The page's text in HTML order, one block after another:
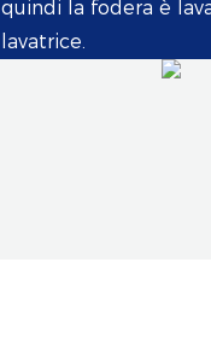
quindi la fodera è
lavatrice.